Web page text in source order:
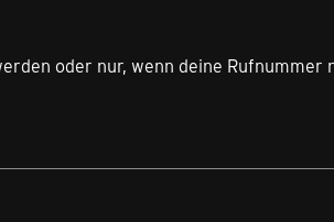
oder nur, wenn deine